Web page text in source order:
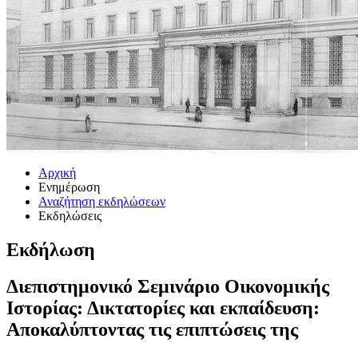
Αρχική
Ενημέρωση
Αναζήτηση εκδηλώσεων
Εκδηλώσεις
Εκδήλωση
Διεπιστημονικό Σεμινάριο Οικονομικής
Ιστορίας: Δικτατορίες και εκπαίδευση:
Αποκαλύπτοντας τις επιπτώσεις της